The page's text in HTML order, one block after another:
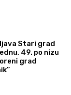
Stari grad
49. po nizu
grad